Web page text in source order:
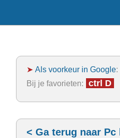
➤Als voorkeur in Google:
Bij je favorieten: ctrl D
< Ga terug naar Pc